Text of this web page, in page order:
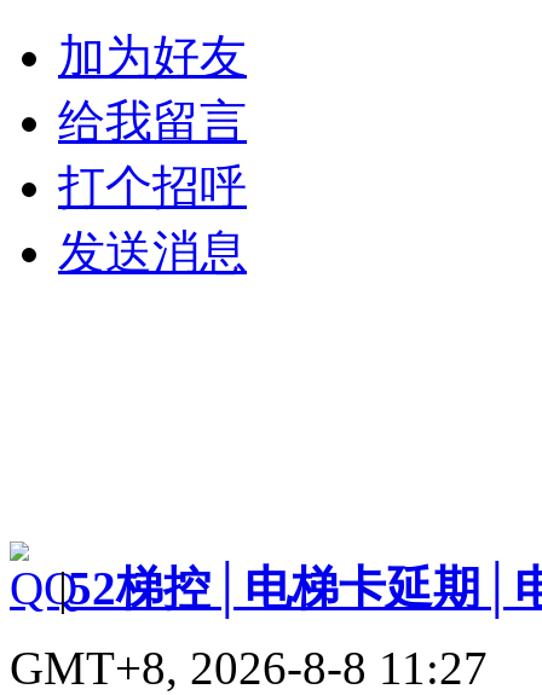
加为好友
给我留言
打个招呼
发送消息
|52梯控│电梯卡延期│
GMT+8, 2026-8-8 11:27